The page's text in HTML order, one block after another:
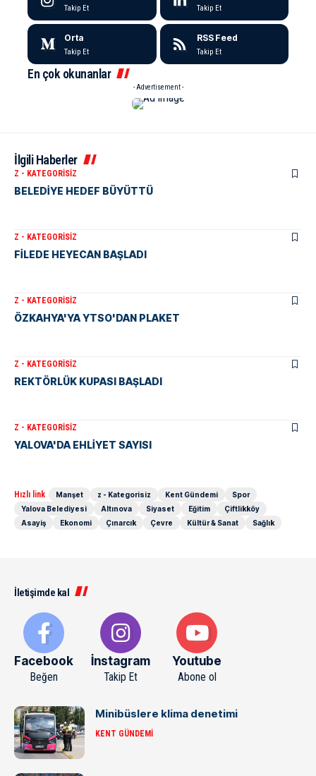
Takip Et Takip Et
Orta
Takip Et
RSS Feed
Takip Et
En çok okunanlar
- Advertisement -
İlgili Haberler
Z - KATEGORISIZ
BELEDİYE HEDEF BÜYÜTTÜ
Z - KATEGORISIZ
FİLEDE HEYECAN BAŞLADI
Z - KATEGORISIZ
ÖZKAHYA'YA YTSO'DAN PLAKET
Z - KATEGORISIZ
REKTÖRLÜK KUPASI BAŞLADI
Z - KATEGORISIZ
YALOVA'DA EHLİYET SAYISI
Hızlı link Manşet z - Kategorisiz Kent Gündemi
Spor
Yalova Belediyesi
Altınova Siyaset Eğitim
Çiftlikköy
Asayiş
Ekonomi Çınarcık Çevre Kültür & Sanat Sağlık
İletişimde kal
Facebook
Beğen
İnstagram
Takip Et
Youtube
Abone ol
Minibüslere klima denetimi
KENT GÜNDEMI